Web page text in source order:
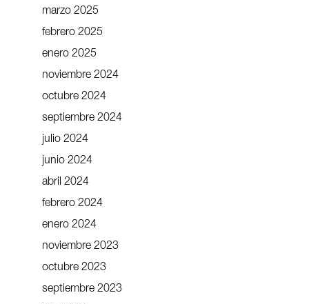
marzo 2025
febrero 2025
enero 2025
noviembre 2024
octubre 2024
septiembre 2024
julio 2024
junio 2024
abril 2024
febrero 2024
enero 2024
noviembre 2023
octubre 2023
septiembre 2023